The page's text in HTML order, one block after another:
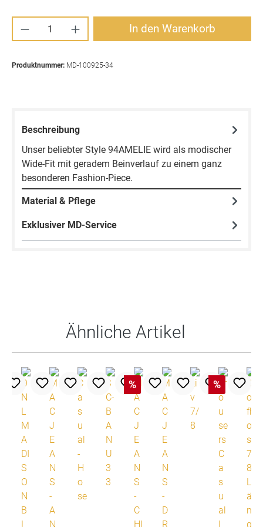
Produkt Anzahl: Gib den gewünschten
In den Warenkorb
Produktnummer: MD-100925-34
Beschreibung
Unser beliebter Style 94AMELIE wird als modischer
Wide-Fit mit geradem Beinverlauf zu einem ganz
besonderen Fashion-Piece.
Material & Pflege
Exklusiver MD-Service
Ähnliche Artikel
% %